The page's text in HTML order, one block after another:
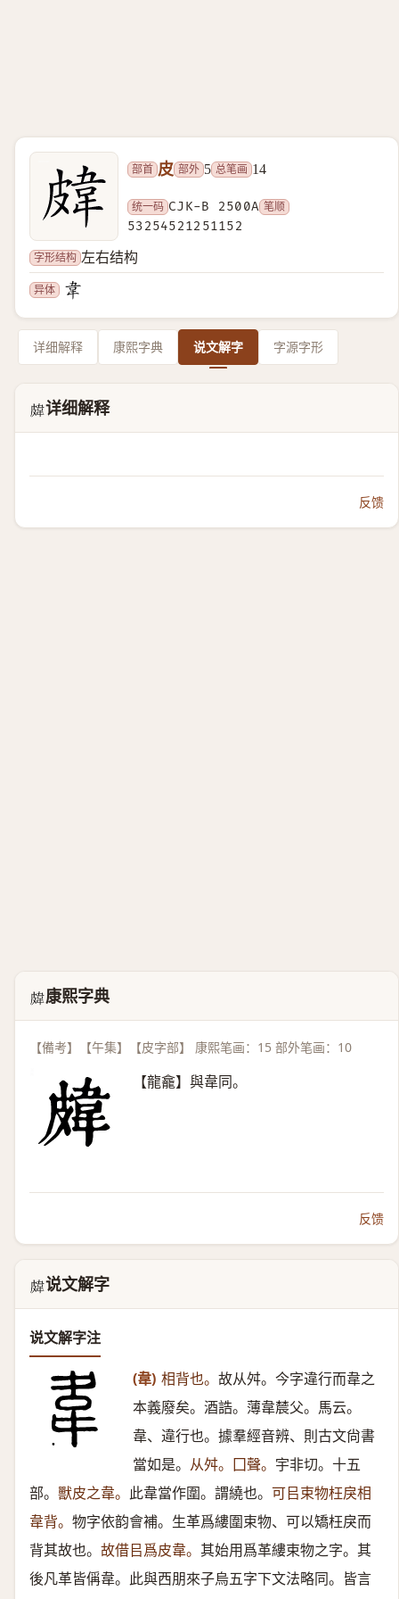
部首 皮 部外 5 总笔画 14
统一码 CJK-B 2500A 笔顺
53254521251152
字形结构 左右结构
异体
详细解释 康熙字典 说文解字 字源字形
𥀊详细解释
反馈
𥀊 康熙字典
【備考】【午集】【皮字部】 康熙笔画：15 部外笔画：10
【龍龕】與韋同。
反馈
𥀊说文解字
说文解字注
(韋) 相背也。 故从舛。今字違行而韋之
本義廢矣。酒誥。薄韋辳父。馬云。
韋、違行也。據羣經音辨、則古文尙書
當如是。 从舛。囗聲。 宇非切。十五
部。 獸皮之韋。 此韋當作圍。謂繞也。 可㠯束物枉戾相
韋背。 物字依韵會補。生革爲縷圍束物、可以矯枉戾而
背其故也。 故借㠯爲皮韋。 其始用爲革縷束物之字。其
後凡革皆偁韋。此與西朋來子烏五字下文法略同。皆言